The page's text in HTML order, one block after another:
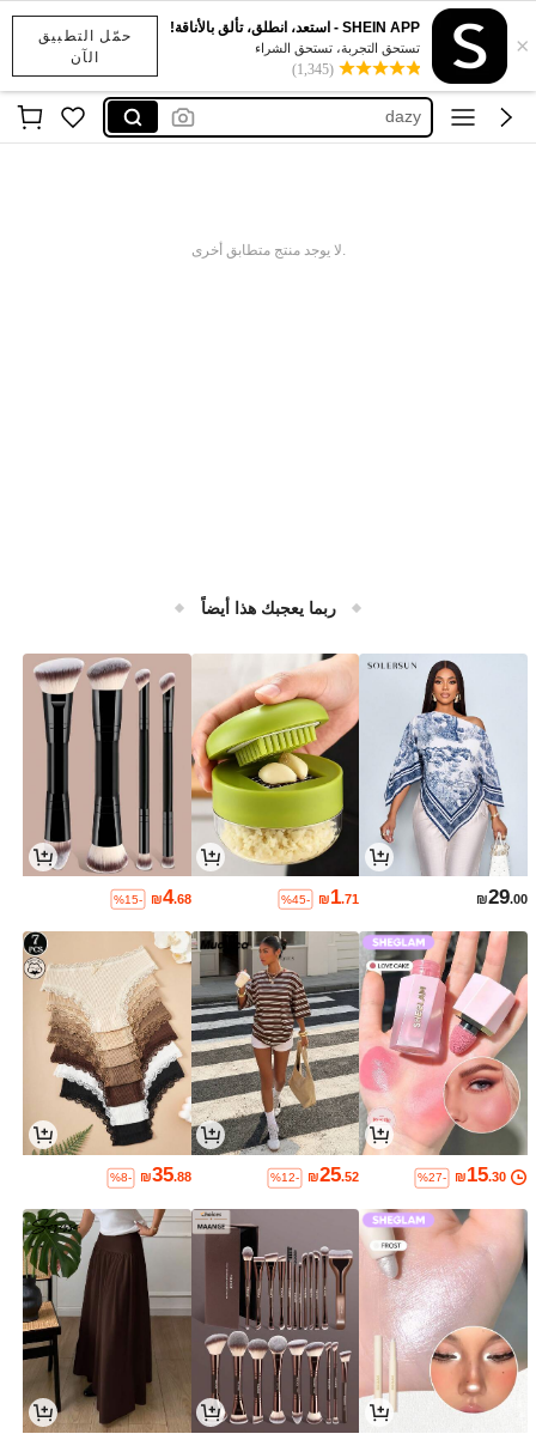
حمّل التطبيق
الآن
×
SHEIN APP - استعد، انطلق، تألق بالأناقة!
تستحق التجربة، تستحق الشراء
(1,345)
بنطلون خفيف
كاروهات رجال
dazy
كاروهات رجال
.لا يوجد منتج متطابق أخرى
ربما يعجبك هذا أيضاً
₪29.00
₪1.71
%45-
₪4.68
%15-
₪15.30
%27-
₪25.52
%12-
₪35.88
%8-